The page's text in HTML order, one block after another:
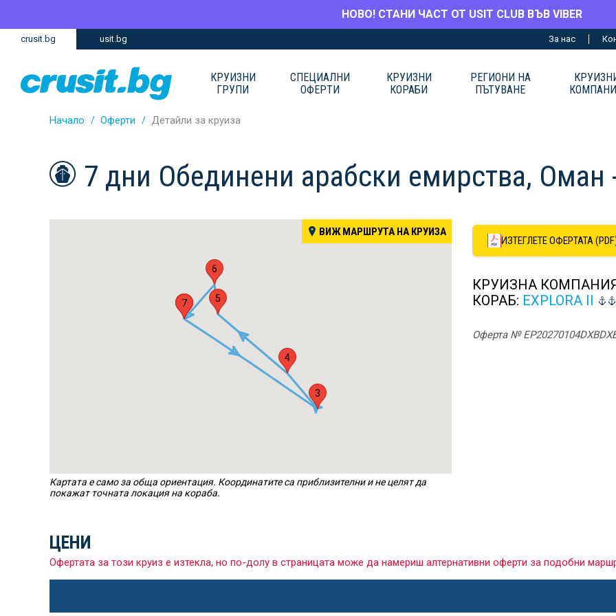
НОВО! СТАНИ ЧАСТ ОТ USIT CLUB ВЪВ VIBER
Премини
съдържание
Премини
crusit.bg usit.bg За нас
КРУИЗНИ
ГРУПИ
СПЕЦИАЛНИ
ОФЕРТИ
КРУИЗНИ
КОРАБИ
РЕГИОНИ НА
ПЪТУВАНЕ
Начало Оферти Детайли за круиза
7 дни Обединени арабски емирства, Оман
1
2
3
4
5
6
7
ВИЖ МАРШРУТА НА КРУИЗА
Картата е само за обща ориентация. Координатите са приблизителни и не целят да
покажат точната локация на кораба.
ИЗТЕГЛЕТЕ ОФЕРТАТА
КРУИЗНА
КОРАБ: EXPLORA II
Оферта №
ЦЕНИ
Офертата за този круиз е изтекла, но по-долу в страницата може да намериш алтернативни оферти за подобни